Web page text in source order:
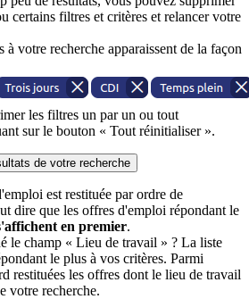
certains filtres et critères et relancer votre
à votre recherche apparaissent de la façon
les filtres un par un ou tout
sur le bouton « Tout réinitialiser ».
de votre recherche
est restituée par ordre de
dire que les offres d'emploi répondant le
en premier.
le champ « Lieu de travail » ? La liste
le plus à vos critères. Parmi
restituées les offres dont le lieu de travail
votre recherche.